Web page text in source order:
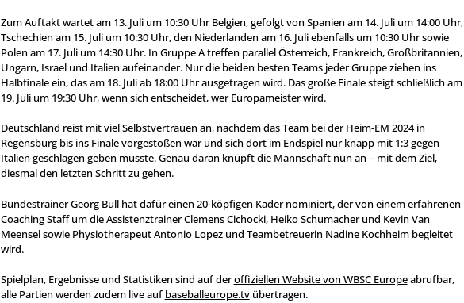
Zum Auftakt wartet am 13. Juli um 10:30 Uhr Belgien, gefolgt von Spanien am 14. Juli um 14:00 Uhr,
Tschechien am 15. Juli um 10:30 Uhr, den Niederlanden am 16. Juli ebenfalls um 10:30 Uhr sowie
Polen am 17. Juli um 14:30 Uhr. In Gruppe A treffen parallel Österreich, Frankreich, Großbritannien,
Ungarn, Israel und Italien aufeinander. Nur die beiden besten Teams jeder Gruppe ziehen ins
Halbfinale ein, das am 18. Juli ab 18:00 Uhr ausgetragen wird. Das große Finale steigt schließlich am
19. Juli um 19:30 Uhr, wenn sich entscheidet, wer Europameister wird.
Deutschland reist mit viel Selbstvertrauen an, nachdem das Team bei der Heim-EM 2024 in
Regensburg bis ins Finale vorgestoßen war und sich dort im Endspiel nur knapp mit 1:3 gegen
Italien geschlagen geben musste. Genau daran knüpft die Mannschaft nun an – mit dem Ziel,
diesmal den letzten Schritt zu gehen.
Bundestrainer Georg Bull hat dafür einen 20-köpfigen Kader nominiert, der von einem erfahrenen
Coaching Staff um die Assistenztrainer Clemens Cichocki, Heiko Schumacher und Kevin Van
Meensel sowie Physiotherapeut Antonio Lopez und Teambetreuerin Nadine Kochheim begleitet
wird.
Spielplan, Ergebnisse und Statistiken sind auf deroffiziellen Website von WBSC Europeabrufbar,
alle Partien werden zudem live auf baseballeurope.tvübertragen.